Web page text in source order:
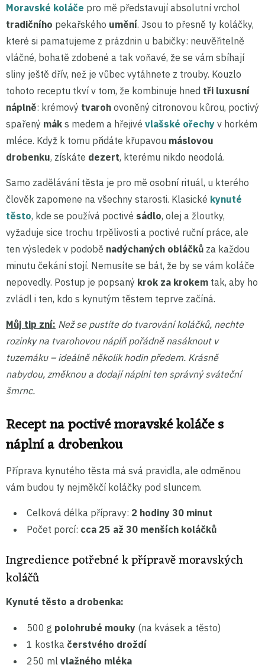
Moravské koláče pro mě představují absolutní vrchol
tradičního pekařského umění. Jsou to přesně ty koláčky,
které si pamatujeme z prázdnin u babičky: neuvěřitelně
vláčné, bohatě zdobené a tak voňavé, že se vám sbíhají
sliny ještě dřív, než je vůbec vytáhnete z trouby. Kouzlo
tohoto receptu tkví v tom, že kombinuje hned tři luxusní
náplně: krémový tvaroh ovoněný citronovou kůrou, poctivý
spařený mák s medem a hřejivé vlašské ořechy v horkém
mléce. Když k tomu přidáte křupavou máslovou
drobenku, získáte dezert, kterému nikdo neodolá.
Samo zadělávání těsta je pro mě osobní rituál, u kterého
člověk zapomene na všechny starosti. Klasické kynuté
těsto, kde se používá poctivé sádlo, olej a žloutky,
vyžaduje sice trochu trpělivosti a poctivé ruční práce, ale
ten výsledek v podobě nadýchaných obláčků za každou
minutu čekání stojí. Nemusíte se bát, že by se vám koláče
nepovedly. Postup je popsaný krok za krokem tak, aby ho
zvládl i ten, kdo s kynutým těstem teprve začíná.
Můj tip zní: Než se pustíte do tvarování koláčků, nechte
rozinky na tvarohovou náplň pořádně nasáknout v
tuzemáku – ideálně několik hodin předem. Krásně
nabydou, změknou a dodají náplni ten správný sváteční
šmrnc.
Recept na poctivé moravské koláče s
náplní a drobenkou
Příprava kynutého těsta má svá pravidla, ale odměnou
vám budou ty nejměkčí koláčky pod sluncem.
Celková délka přípravy: 2 hodiny 30 minut
Počet porcí: cca 25 až 30 menších koláčků
Ingredience potřebné k přípravě moravských
koláčů
Kynuté těsto a drobenka:
500 g polohrubé mouky (na kvásek a těsto)
1 kostka čerstvého droždí
250 ml vlažného mléka